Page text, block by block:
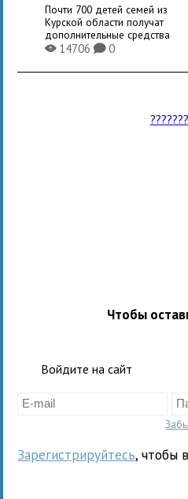
Почти 700 детей семей из
Курской области получат
дополнительные средства
X14706K0
Чтобы
Войдите на сайт
Зарегистрируйтесь, чтобы